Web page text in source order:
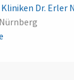
Dr. Erler